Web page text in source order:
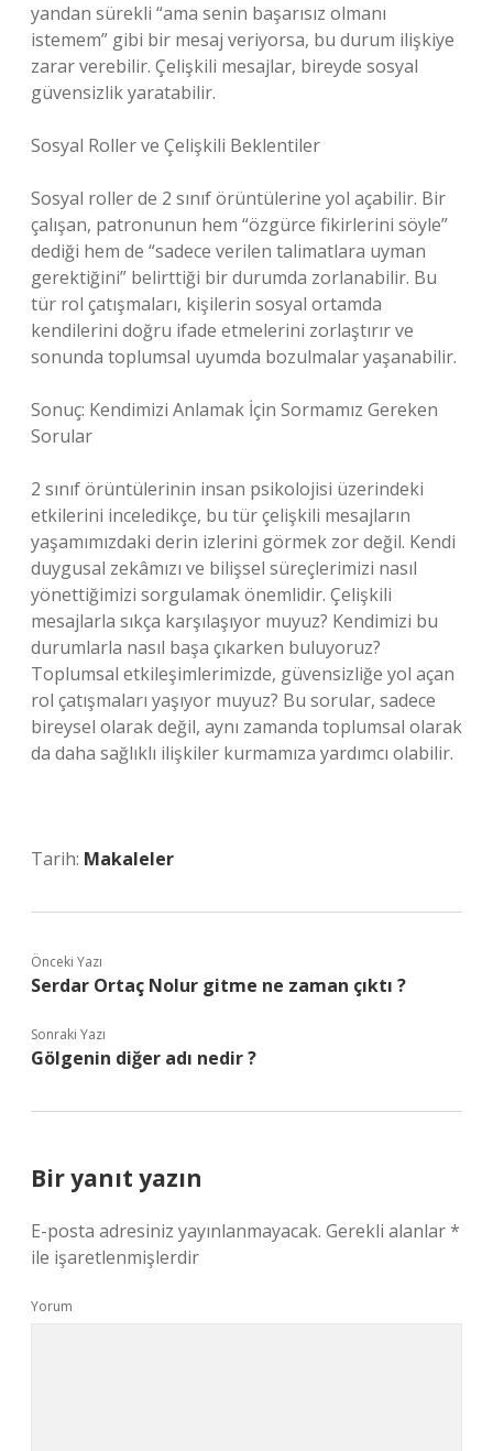
yandan sürekli “ama senin başarısız olmanı
istemem” gibi bir mesaj veriyorsa, bu durum ilişkiye
zarar verebilir. Çelişkili mesajlar, bireyde sosyal
güvensizlik yaratabilir.
Sosyal Roller ve Çelişkili Beklentiler
Sosyal roller de 2 sınıf örüntülerine yol açabilir. Bir
çalışan, patronunun hem “özgürce fikirlerini söyle”
dediği hem de “sadece verilen talimatlara uyman
gerektiğini” belirttiği bir durumda zorlanabilir. Bu
tür rol çatışmaları, kişilerin sosyal ortamda
kendilerini doğru ifade etmelerini zorlaştırır ve
sonunda toplumsal uyumda bozulmalar yaşanabilir.
Sonuç: Kendimizi Anlamak İçin Sormamız Gereken
Sorular
2 sınıf örüntülerinin insan psikolojisi üzerindeki
etkilerini inceledikçe, bu tür çelişkili mesajların
yaşamımızdaki derin izlerini görmek zor değil. Kendi
duygusal zekâmızı ve bilişsel süreçlerimizi nasıl
yönettiğimizi sorgulamak önemlidir. Çelişkili
mesajlarla sıkça karşılaşıyor muyuz? Kendimizi bu
durumlarla nasıl başa çıkarken buluyoruz?
Toplumsal etkileşimlerimizde, güvensizliğe yol açan
rol çatışmaları yaşıyor muyuz? Bu sorular, sadece
bireysel olarak değil, aynı zamanda toplumsal olarak
da daha sağlıklı ilişkiler kurmamıza yardımcı olabilir.
Tarih: Makaleler
Önceki Yazı
Serdar Ortaç Nolur gitme ne zaman çıktı ?
Sonraki Yazı
Gölgenin diğer adı nedir ?
Bir yanıt yazın
E-posta adresiniz yayınlanmayacak. Gerekli alanlar*
ile işaretlenmişlerdir
Yorum